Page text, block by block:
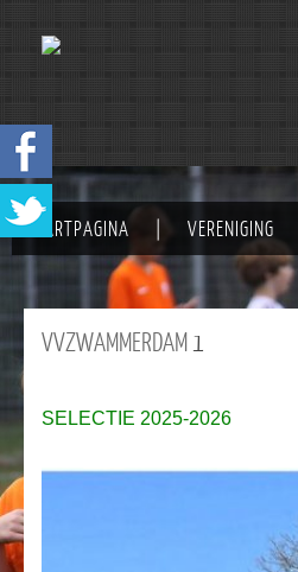
STARTPAGINA VERENIGING
VVZWAMMERDAM1
SELECTIE 2025-2026